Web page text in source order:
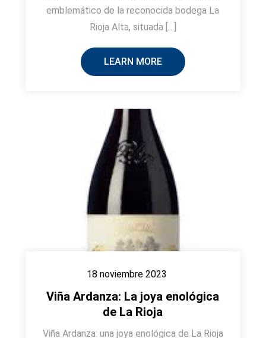
emblemático de la reconocida bodega La
Rioja Alta, situada […]
LEARN MORE
18 noviembre 2023
Viña Ardanza: La joya enológica
de La Rioja
Viña Ardanza: una joya enológica de La Rioja